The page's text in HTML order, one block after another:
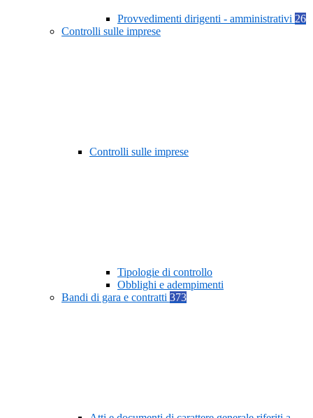
Provvedimenti dirigenti - amministrativi 26
Controlli sulle imprese
Controlli sulle imprese
Tipologie di controllo
Obblighi e adempimenti
Bandi di gara e contratti 373